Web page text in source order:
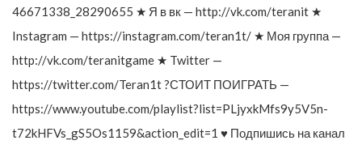
46671338_28290655 ★ Я в вк — http://vk.com/teranit ★
Instagram — https://instagram.com/teran1t/ ★ Моя группа —
http://vk.com/teranitgame ★ Twitter —
https://twitter.com/Teran1t ?СТОИТ ПОИГРАТЬ —
https://www.youtube.com/playlist?list=PLjyxkMfs9y5V5n-
t72kHFVs_gS5Os1159&action_edit=1 ♥ Подпишись на канал